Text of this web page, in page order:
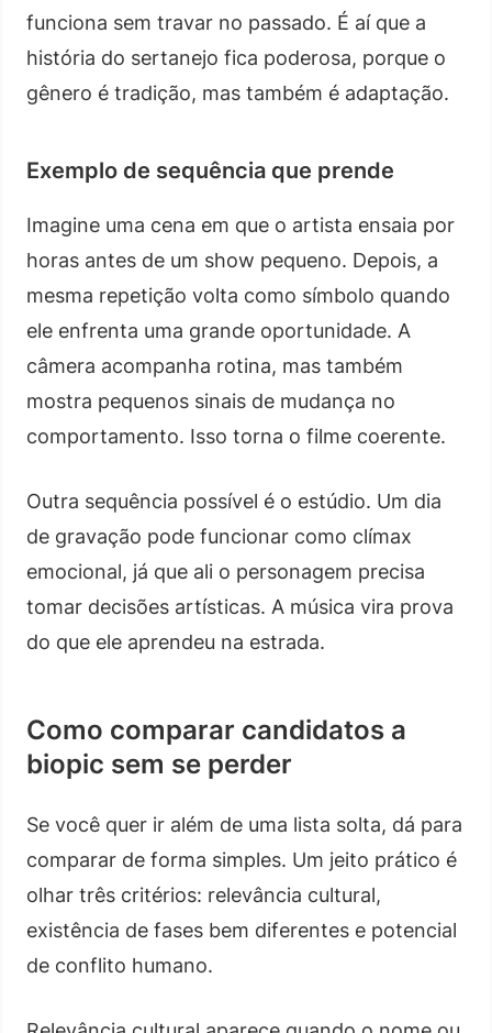
funciona sem travar no passado. É aí que a
história do sertanejo fica poderosa, porque o
gênero é tradição, mas também é adaptação.
Exemplo de sequência que prende
Imagine uma cena em que o artista ensaia por
horas antes de um show pequeno. Depois, a
mesma repetição volta como símbolo quando
ele enfrenta uma grande oportunidade. A
câmera acompanha rotina, mas também
mostra pequenos sinais de mudança no
comportamento. Isso torna o filme coerente.
Outra sequência possível é o estúdio. Um dia
de gravação pode funcionar como clímax
emocional, já que ali o personagem precisa
tomar decisões artísticas. A música vira prova
do que ele aprendeu na estrada.
Como comparar candidatos a
biopic sem se perder
Se você quer ir além de uma lista solta, dá para
comparar de forma simples. Um jeito prático é
olhar três critérios: relevância cultural,
existência de fases bem diferentes e potencial
de conflito humano.